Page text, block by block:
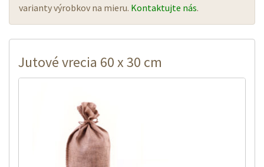
varianty výrobkov na mieru. Kontaktujte nás.
Jutové vrecia 60 x 30 cm